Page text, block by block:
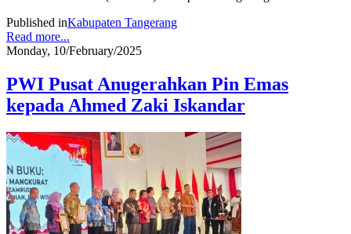
Published inKabupaten Tangerang
Read more...
Monday, 10/February/2025
PWI Pusat Anugerahkan Pin Emas
kepada Ahmed Zaki Iskandar